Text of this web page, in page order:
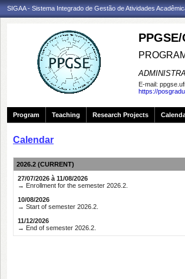
SIGAA - Sistema Integrado de Gestão de Atividades
PPGSE/
E-mail:
https://
Program Teaching Research Projects
Calendar
2026.2 (CURRENT)
27/07/2026 à 11/08/2026
→ Enrollment for the semester 2026.2.
10/08/2026
→ Start of semester 2026.2.
11/12/2026
→ End of semester 2026.2.